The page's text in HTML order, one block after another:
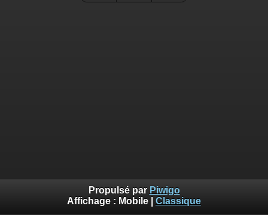
Propulsé par Piwigo
Affichage : Mobile Classique